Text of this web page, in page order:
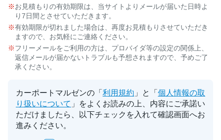
お見積もりの有効期限は、当サイトよりメールが届いた日時よ
り7日間とさせていただきます。
有効期限が切れました場合は、再度お見積もりさせていただき
ますので、お気軽にご連絡ください。
フリーメールをご利用の方は、プロバイダ等の設定の関係上、
返信メールが届かないトラブルも予想されますので、予めご了
承ください。
カーポートマルゼンの「 利用規約 」と「 個人情報の取
り扱いについて 」をよくお読みの上、内容にご承諾い
ただけましたら、以下チェックを入れて確認画面へお
進みください。